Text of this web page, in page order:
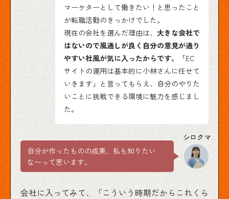
マーケターとして働きたい！と思ったこと
が転職活動のきっかけでした。
現在の会社を選んだ理由は、 大きな会社で
はないので風通しが良く自分の意見が通り
やすい社風が気に入ったからです。
「EC
サイトの運用は基本的に小林さんに任せて
いきます」と言ってもらえ、自分のやりた
いことに挑戦できる環境に魅力を感じまし
た。
自分が作ったものの成果、私も知りたい
な〜って思います。
会社に入ってみて、「こういう時期だからこれくら